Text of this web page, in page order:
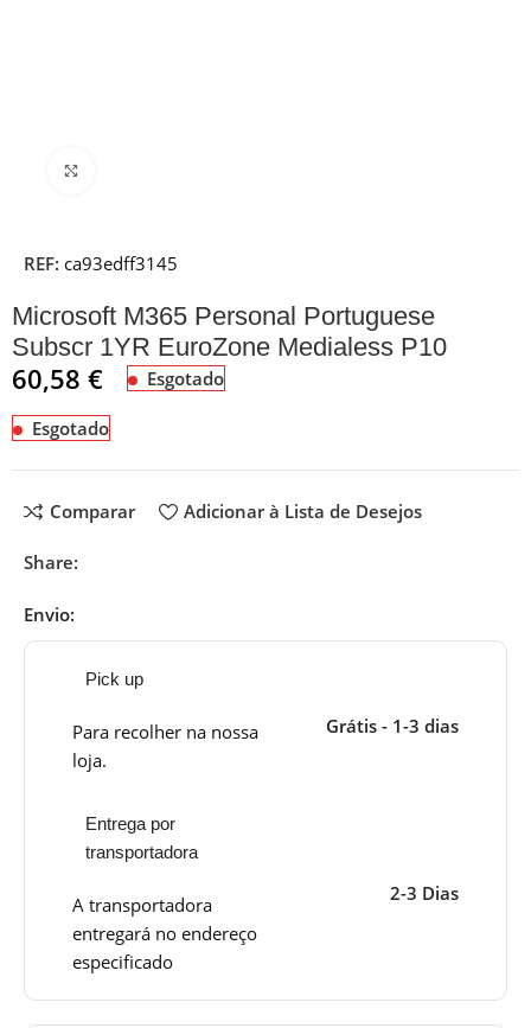
REF: ca93edff3145
Microsoft M365 Personal Portuguese
Subscr 1YR EuroZone Medialess P10
60,58€ Esgotado
Esgotado
Comparar Adicionar à Lista de Desejos
Share:
Envio:
Pick up
Para recolher na nossa
loja.
Grátis - 1-3 dias
Entrega por
transportadora
A transportadora
entregará no endereço
especificado
2-3 Dias